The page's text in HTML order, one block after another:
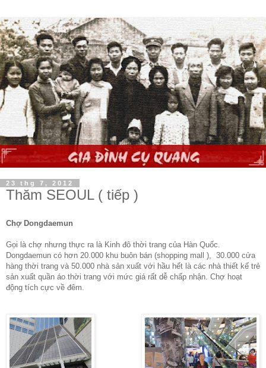
23 thg 7, 2012
Thăm SEOUL ( tiếp )
Chợ Dongdaemun
Gọi là chợ nhưng thực ra là Kinh đô thời trang của Hàn Quốc.
Dongdaemun có hơn 20.000 khu buôn bán (shopping mall ), 30.000 cửa
hàng thời trang và 50.000 nhà sản xuất với hầu hết là các nhà thiết kế trẻ
sản xuất quần áo thời trang với mức giá rất dễ chấp nhận. Chợ hoạt
động tích cực về đêm.